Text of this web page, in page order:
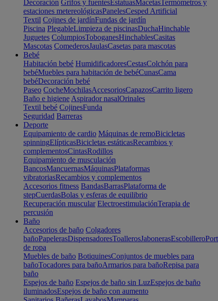
Decoración Grifos y fuentesEstatuasMacetasTermómetros y
estaciones metereológicasPanelesCesped Artificial
Textil Cojines de jardínFundas de jardín
Piscina PlegableLimpieza de piscinasDuchaHinchable
Juguetes ColumpiosToboganesHinchablesCasitas
Mascotas ComederosJaulasCasetas para mascotas
Bebé
Habitación bebé HumidificadoresCestasColchón para
bebéMuebles para habitación de bebéCunasCama
bebéDecoración bebé
Paseo CocheMochilasAccesoriosCapazosCarrito ligero
Baño e higiene Aspirador nasalOrinales
Textil bebé CojinesFunda
Seguridad Barreras
Deporte
Equipamiento de cardio Máquinas de remoBicicletas
spinningElípticasBicicletas estáticasRecambios y
complementosCintasRodillos
Equipamiento de musculación
BancosMancuernasMáquinasPlataformas
vibratoriasRecambios y complementos
Accesorios fitness BandasBarrasPlataforma de
stepCuerdasBolas y esferas de equilibrio
Recuperación muscular ElectroestimulaciónTerapia de
percusión
Baño
Accesorios de baño Colgadores
bañoPapelerasDispensadoresToallerosJabonerasEscobillero
de ropa
Muebles de baño BotiquinesConjuntos de muebles para
bañoTocadores para bañoArmarios para bañoRepisa para
baño
Espejos de baño Espejos de baño sin LuzEspejos de baño
iluminadosEspejos de baño con aumento